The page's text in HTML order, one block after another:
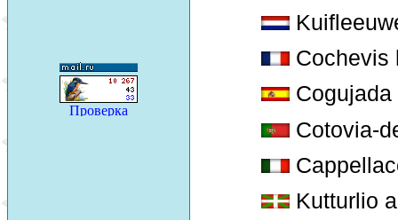
Cochevis
Cotovia-
Kutturlio